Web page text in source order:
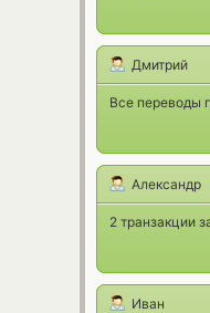
Дмитрий
Все переводы
Александр
2 транзакции
Иван